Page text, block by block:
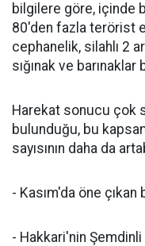
bilgilere göre, içinde
80'den fazla terörist
cephanelik, silahlı 2
sığınak ve
Harekat sonucu çok
bulunduğu, bu
sayısının daha da
- Kasım'da öne çıkan
- Hakkari'nin Şemdinli